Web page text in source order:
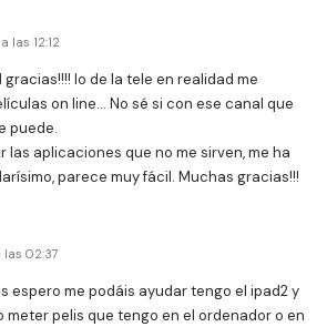
las 12:12
gracias!!!! lo de la tele en realidad me
on line… No sé si con ese canal que
puede.
las aplicaciones que no me sirven, me ha
parece muy fácil. Muchas gracias!!!
las 02:37
espero me podáis ayudar tengo el ipad2 y
meter pelis que tengo en el ordenador o en